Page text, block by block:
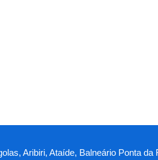
Aribiri, Ataíde, Balneário Ponta da